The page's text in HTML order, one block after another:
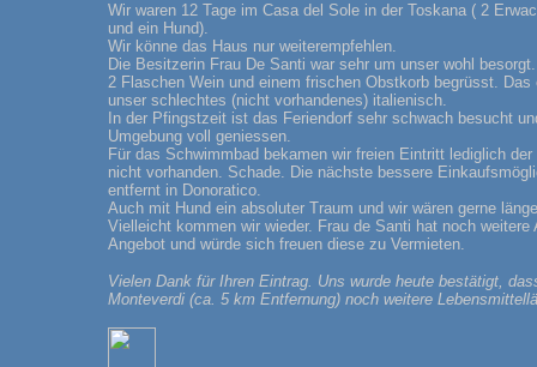
Wir waren 12 Tage im Casa del Sole in der Toskana ( 2
und ein Hund).
Wir könne das Haus nur weiterempfehlen.
Die Besitzerin Frau De Santi war sehr um unser wohl
2 Flaschen Wein und einem frischen Obstkorb begrüsst. Das
unser schlechtes (nicht vorhandenes) italienisch.
In der Pfingstzeit ist das Feriendorf sehr schwach besucht
Umgebung voll geniessen.
Für das Schwimmbad bekamen wir freien Eintritt lediglich
nicht vorhanden. Schade. Die nächste bessere
entfernt in Donoratico.
Auch mit Hund ein absoluter Traum und wir wären gerne
Vielleicht kommen wir wieder. Frau de Santi hat noch weitere
Angebot und würde sich freuen diese zu Vermieten.
Vielen Dank für Ihren Eintrag. Uns wurde heute bestätigt,
Monteverdi (ca. 5 km Entfernung) noch weitere